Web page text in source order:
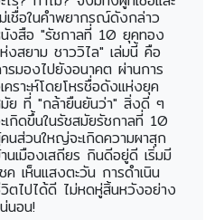
เชื่อในคำพยากรณ์ดังกล่าว
งสือ "รัชกาลที่ 10 ยุคทอง
งสยาม ชาววิไล" เล่มนี้ คือ
รมองไปยังอนาคต ผ่านการ
คราะห์โดยโหรชื่อดังแห่งยุค
ย ที่ "กล้ายืนยันว่า" สิ่งดี ๆ
เกิดขึ้นในรัชสมัยรัชกาลที่ 10
นส่วนใหญ่จะเกิดความผาสุก
นเมืองเสถียร กินดีอยู่ดี เริ่มมี
ค เห็นแสงตะวัน การดำเนิน
ตไปได้ดี ไม่หดหู่สิ้นหวังอย่าง
นอน!